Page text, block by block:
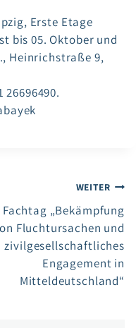
Erste Etage
bis 05. Oktober und
Heinrichstraße 9,
26696490.
WEITER
Fachtag „Bekämpfung
Fluchtursachen und
zivilgesellschaftliches
Engagement in
Mitteldeutschland“